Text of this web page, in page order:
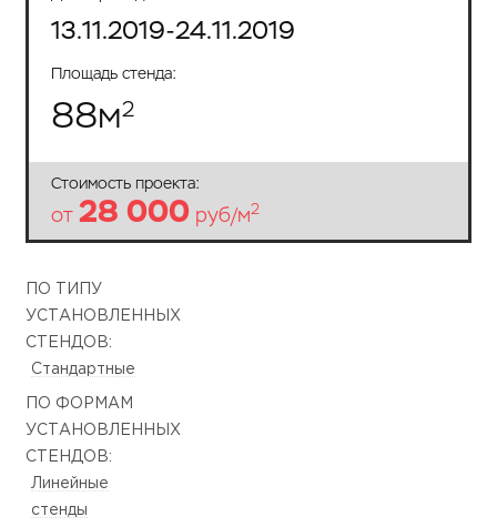
Стоимость проекта:
от 28 000 руб/м2
13.11.2019-24.11.2019
Площадь стенда:
88м2
ПО ТИПУ
УСТАНОВЛЕННЫХ
СТЕНДОВ:
Стандартные
ПО ФОРМАМ
УСТАНОВЛЕННЫХ
СТЕНДОВ:
Линейные
стенды